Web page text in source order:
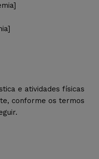
e atividades físicas
conforme os termos